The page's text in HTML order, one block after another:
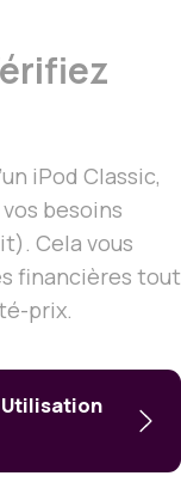
iPod Classic,
besoins
Cela vous
financières tout
prix.
Utilisation